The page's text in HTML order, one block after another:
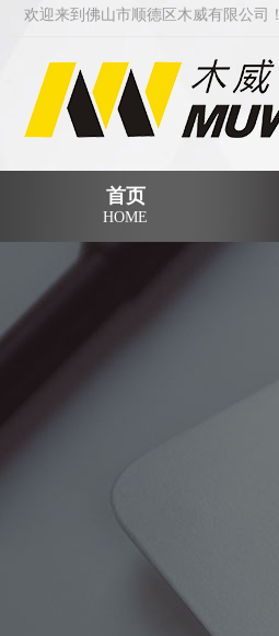
欢迎来到佛山市顺德区木威有限公司！
首页
HOME